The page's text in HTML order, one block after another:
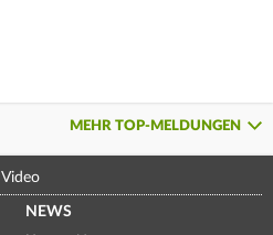
MEHR TOP-MELDUNGEN
Video
NEWS